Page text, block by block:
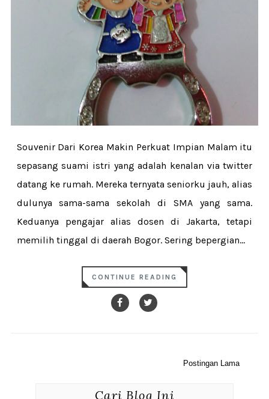
Souvenir Dari Korea Makin Perkuat Impian Malam itu
sepasang suami istri yang adalah kenalan via twitter
datang ke rumah. Mereka ternyata seniorku jauh, alias
dulunya sama-sama sekolah di SMA yang sama.
Keduanya pengajar alias dosen di Jakarta, tetapi
memilih tinggal di daerah Bogor. Sering bepergian...
CONTINUE READING
Postingan Lama
Cari Blog Ini